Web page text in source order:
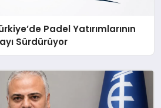
Padel Yatırımlarının
Sürdürüyor